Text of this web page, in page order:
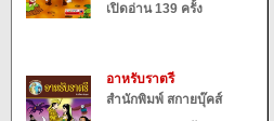
เปิดอ่าน 139 ครั้ง
อาหรับราตรี
สำนักพิมพ์ สกายบุ๊คส์